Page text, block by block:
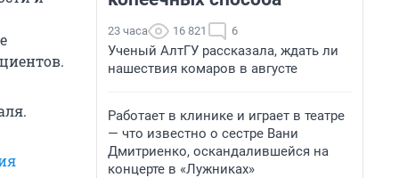
23 часа 16 821 6
Ученый АлтГУ рассказала, ждать ли
нашествия комаров в августе
Работает в клинике и играет в театре
— что известно о сестре Вани
Дмитриенко, оскандалившейся на
концерте в «Лужниках»